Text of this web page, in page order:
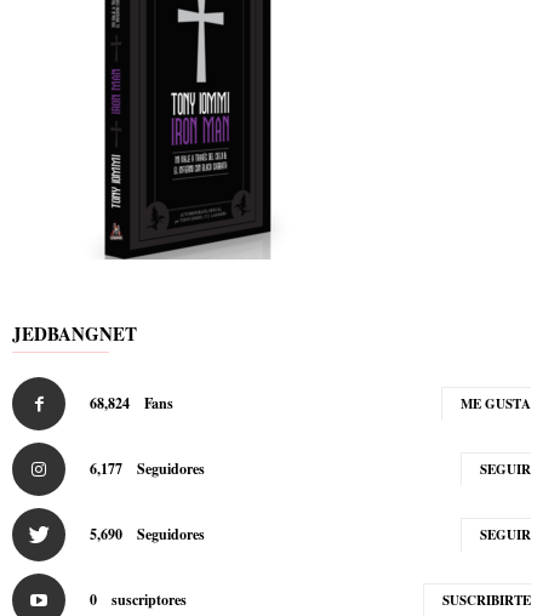
JEDBANGNET
68,824 Fans ME GUSTA
6,177 Seguidores SEGUIR
5,690 Seguidores SEGUIR
0 suscriptores SUSCRIBIRTE